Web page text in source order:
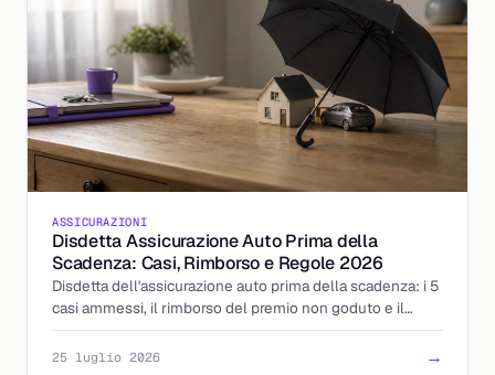
ASSICURAZIONI
Disdetta Assicurazione Auto Prima della
Scadenza: Casi, Rimborso e Regole 2026
Disdetta dell'assicurazione auto prima della scadenza: i 5
casi ammessi, il rimborso del premio non goduto e il
ripensamento di 14 giorni. Ecco come fare.
25 luglio 2026 →